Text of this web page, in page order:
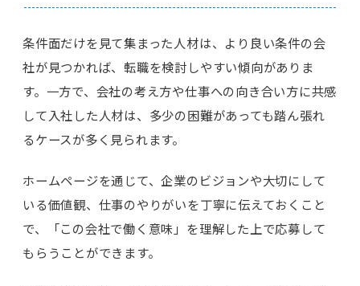
条件面だけを見て集まった人材は、より良い条件の会
社が見つかれば、転職を検討しやすい傾向がありま
す。一方で、会社の考え方や仕事への向き合い方に共感
して入社した人材は、多少の困難があっても踏ん張れ
るケースが多く見られます。
ホームページを通じて、企業のビジョンや大切にして
いる価値観、仕事のやりがいを丁寧に伝えておくこと
で、「この会社で働く意味」を理解した上で応募して
もらうことができます。